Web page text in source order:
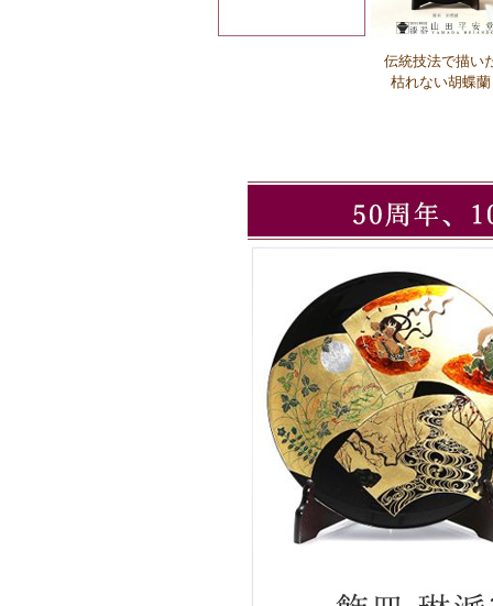
Ｑ：企業ロゴの注文方法を教えてくだ
Ｑ：必要なロゴデータの形式を教えてく
さい。
Ｑ：費用、期間はどれぐらいですか？
Ｑ：ロゴをもとにしたオリジナルデザイ
は製作可能ですか？
伝統技法で描い
枯れない胡蝶蘭